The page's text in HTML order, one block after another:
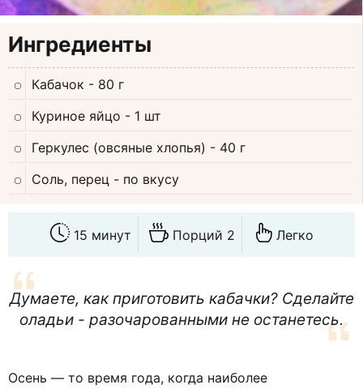
Ингредиенты
Кабачок - 80 г
Куриное яйцо - 1 шт
Геркулес (овсяные хлопья) - 40 г
Соль, перец - по вкусу
15 минут Порций 2 Легко
Думаете, как приготовить кабачки? Сделайте
оладьи - разочарованными не останетесь.
Осень — то время года, когда наиболее